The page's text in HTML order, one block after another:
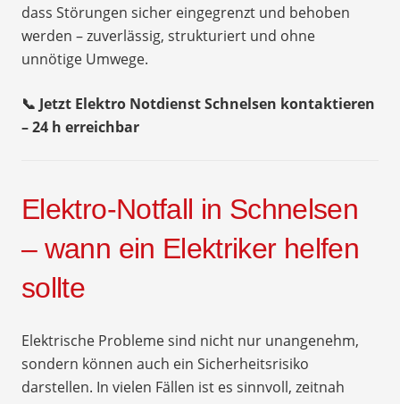
dass Störungen sicher eingegrenzt und behoben
werden – zuverlässig, strukturiert und ohne
unnötige Umwege.
📞 Jetzt Elektro Notdienst Schnelsen kontaktieren
– 24 h erreichbar
Elektro-Notfall in Schnelsen
– wann ein Elektriker helfen
sollte
Elektrische Probleme sind nicht nur unangenehm,
sondern können auch ein Sicherheitsrisiko
darstellen. In vielen Fällen ist es sinnvoll, zeitnah